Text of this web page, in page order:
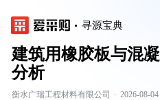
寻源宝典
建筑用橡胶板与混
分析
衡水广瑞工程材料有限公司 · 2026-08-